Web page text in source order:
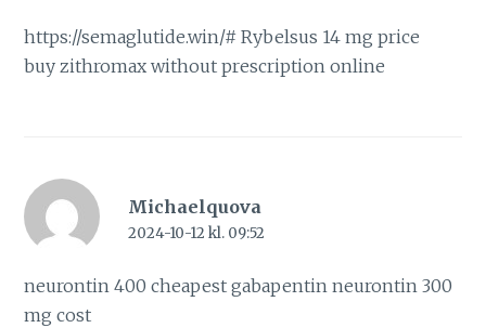
https://semaglutide.win/# Rybelsus 14 mg price
buy zithromax without prescription online
Michaelquova
2024-10-12 kl. 09:52
neurontin 400cheapest gabapentin neurontin 300
mg cost